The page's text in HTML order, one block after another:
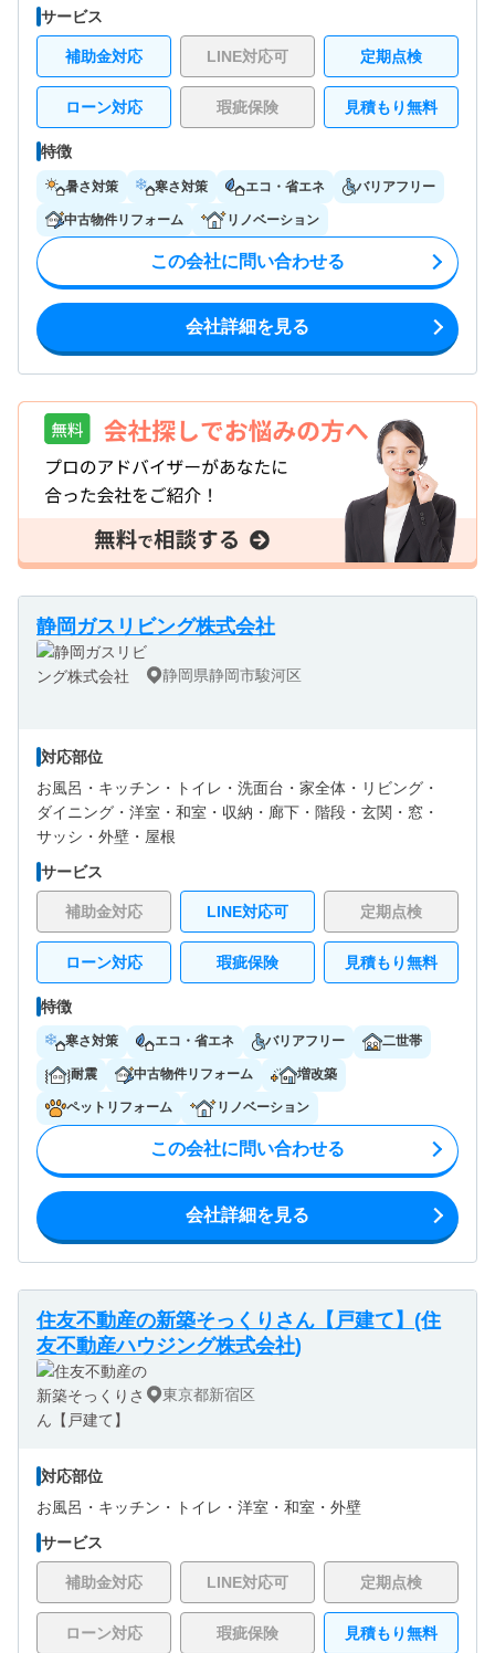
サービス
補助金対応 LINE対応可 定期点検
ローン対応 瑕疵保険 見積もり無料
特徴
暑さ対策 寒さ対策 エコ・省エネ バリアフリー
中古物件リフォーム リノベーション
この会社に問い合わせる
会社詳細を見る
静岡ガスリビング株式会社
静岡県静岡市駿河区
対応部位
お風呂・ キッチン・ トイレ・ 洗面台・ 家全体・ リビング・
ダイニング・ 洋室・ 和室・ 収納・ 廊下・ 階段・ 玄関・ 窓・
サッシ・ 外壁・ 屋根
サービス
補助金対応 LINE対応可 定期点検
ローン対応 瑕疵保険 見積もり無料
特徴
寒さ対策 エコ・省エネ バリアフリー 二世帯
耐震 中古物件リフォーム 増改築
ペットリフォーム リノベーション
この会社に問い合わせる
会社詳細を見る
住友不動産の新築そっくりさん【戸建て】(住
友不動産ハウジング株式会社)
東京都新宿区
対応部位
お風呂・ キッチン・ トイレ・ 洋室・ 和室・ 外壁
サービス
補助金対応 LINE対応可 定期点検
ローン対応 瑕疵保険 見積もり無料